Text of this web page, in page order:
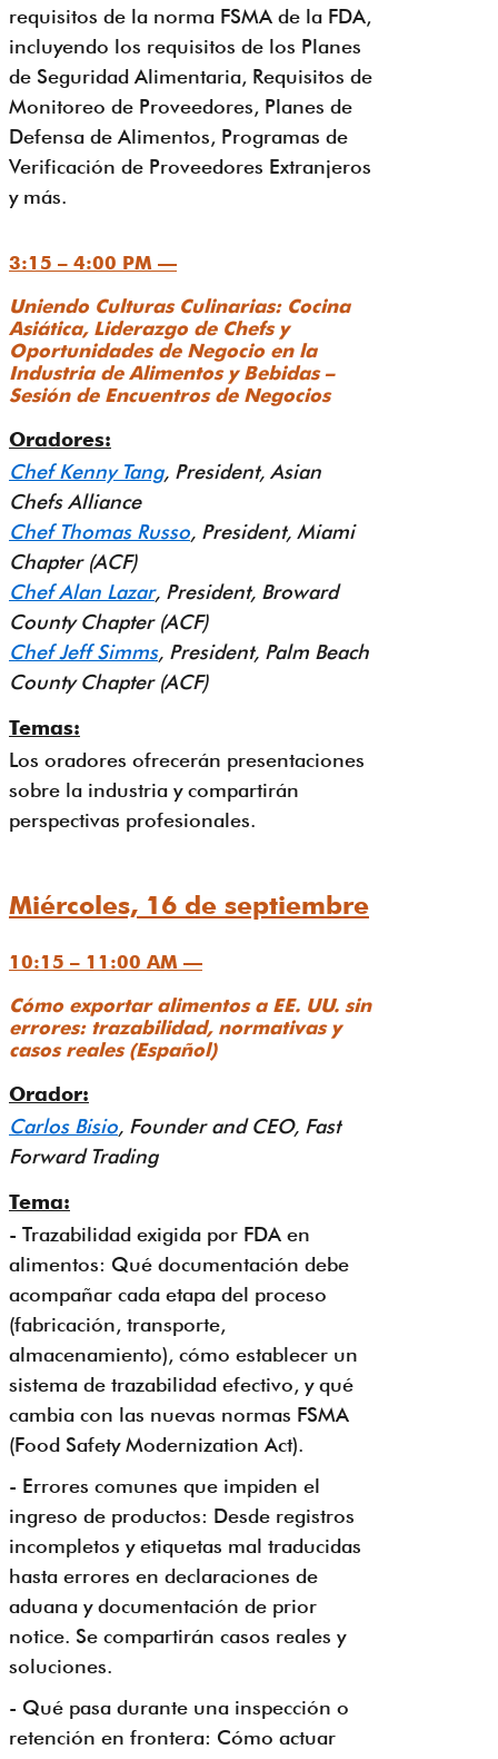
requisitos de la norma FSMA de la FDA,
incluyendo los requisitos de los Planes
de Seguridad Alimentaria, Requisitos de
Monitoreo de Proveedores, Planes de
Defensa de Alimentos, Programas de
Verificación de Proveedores Extranjeros
y más.
3:15 – 4:00 PM —
Uniendo Culturas Culinarias: Cocina
Asiática, Liderazgo de Chefs y
Oportunidades de Negocio en la
Industria de Alimentos y Bebidas –
Sesión de Encuentros de Negocios
Oradores:
Chef Kenny Tang, President, Asian
Chefs Alliance
Chef Thomas Russo, President, Miami
Chapter (ACF)
Chef Alan Lazar, President, Broward
County Chapter (ACF)
Chef Jeff Simms, President, Palm Beach
County Chapter (ACF)
Temas:
Los oradores ofrecerán presentaciones
sobre la industria y compartirán
perspectivas profesionales.
Miércoles, 16 de septiembre
10:15 – 11:00 AM —
Cómo exportar alimentos a EE. UU. sin
errores: trazabilidad, normativas y
casos reales (Español)
Orador:
Carlos Bisio, Founder and CEO, Fast
Forward Trading
Tema:
- Trazabilidad exigida por FDA en
alimentos: Qué documentación debe
acompañar cada etapa del proceso
(fabricación, transporte,
almacenamiento), cómo establecer un
sistema de trazabilidad efectivo, y qué
cambia con las nuevas normas FSMA
(Food Safety Modernization Act).
- Errores comunes que impiden el
ingreso de productos: Desde registros
incompletos y etiquetas mal traducidas
hasta errores en declaraciones de
aduana y documentación de prior
notice. Se compartirán casos reales y
soluciones.
- Qué pasa durante una inspección o
retención en frontera: Cómo actuar